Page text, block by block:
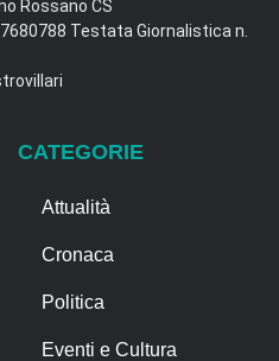
Rossano CS
Testata Giornalistica n.
CATEGORIE
Attualità
Cronaca
Politica
Eventi e Cultura